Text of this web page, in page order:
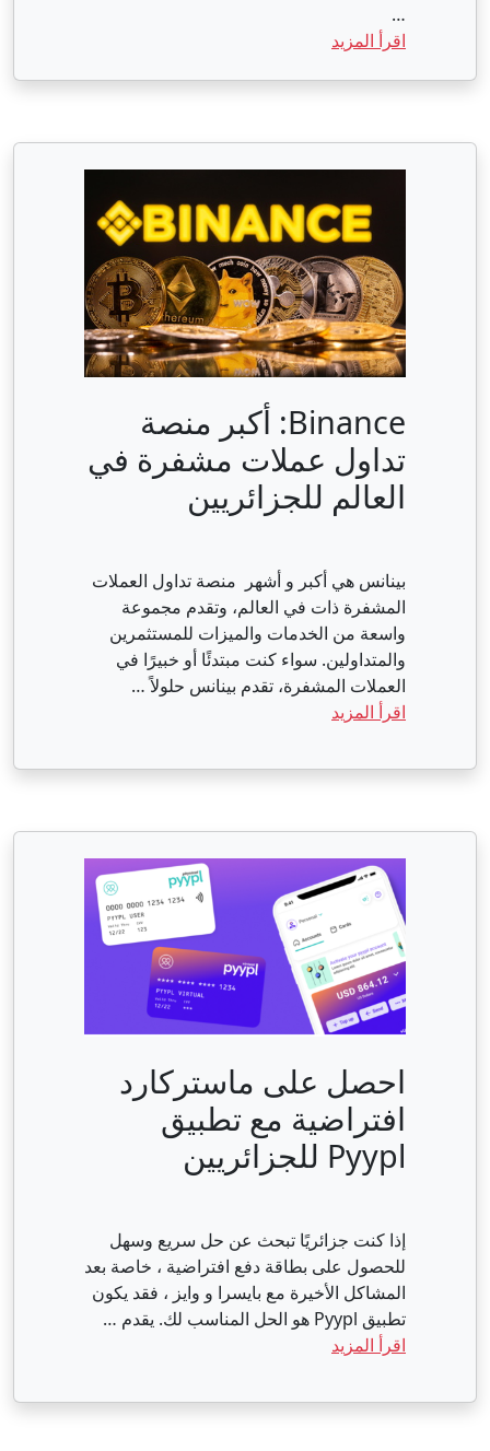
…
اقرأ المزيد
Binance: أكبر منصة
تداول عملات مشفرة في
العالم للجزائريين
بينانس هي أكبر و أشهر منصة تداول العملات
المشفرة ذات في العالم، وتقدم مجموعة
واسعة من الخدمات والميزات للمستثمرين
والمتداولين. سواء كنت مبتدئًا أو خبيرًا في
العملات المشفرة، تقدم بينانس حلولاً …
اقرأ المزيد
احصل على ماستركارد
افتراضية مع تطبيق
Pyypl للجزائريين
إذا كنت جزائريًا تبحث عن حل سريع وسهل
للحصول على بطاقة دفع افتراضية ، خاصة بعد
المشاكل الأخيرة مع بايسرا و وايز ، فقد يكون
تطبيق Pyypl هو الحل المناسب لك. يقدم …
اقرأ المزيد